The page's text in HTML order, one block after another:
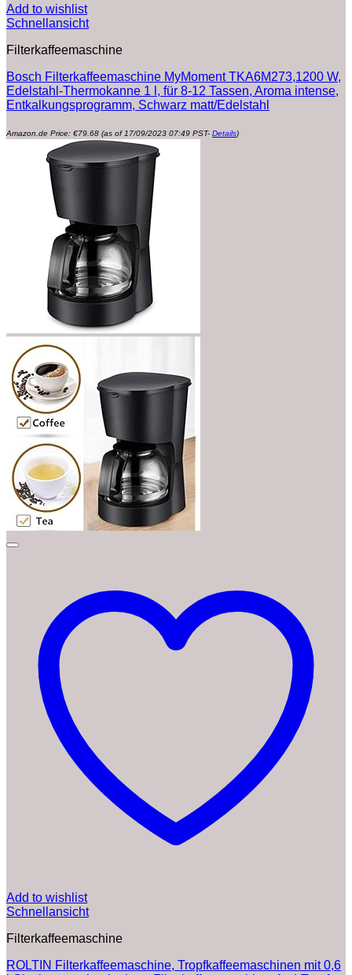
Add to wishlist
Schnellansicht
Filterkaffeemaschine
Bosch Filterkaffeemaschine MyMoment TKA6M273,1200 W,
Edelstahl-Thermokanne 1 l, für 8-12 Tassen, Aroma intense,
Entkalkungsprogramm, Schwarz matt/Edelstahl
Amazon.de Price: €79.68 (as of 17/09/2023 07:49 PST- Details)
Add to wishlist
Schnellansicht
Filterkaffeemaschine
ROLTIN Filterkaffeemaschine, Tropfkaffeemaschinen mit 0,6